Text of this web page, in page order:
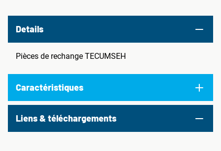
Details
Pièces de rechange TECUMSEH
Caractéristiques
Liens & téléchargements